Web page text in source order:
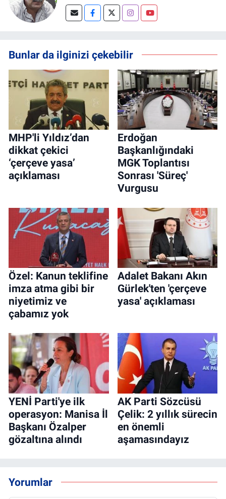
Bunlar da ilginizi çekebilir
MHP'li Yıldız’dan
dikkat çekici
‘çerçeve yasa’
açıklaması
Erdoğan
Başkanlığındaki
MGK Toplantısı
Sonrası 'Süreç'
Vurgusu
Özel: Kanun teklifine
imza atma gibi bir
niyetimiz ve
çabamız yok
Adalet Bakanı Akın
Gürlek'ten 'çerçeve
yasa' açıklaması
YENİ Parti'ye ilk
operasyon: Manisa İl
Başkanı Özalper
gözaltına alındı
AK Parti Sözcüsü
Çelik: 2 yıllık sürecin
en önemli
aşamasındayız
Yorumlar